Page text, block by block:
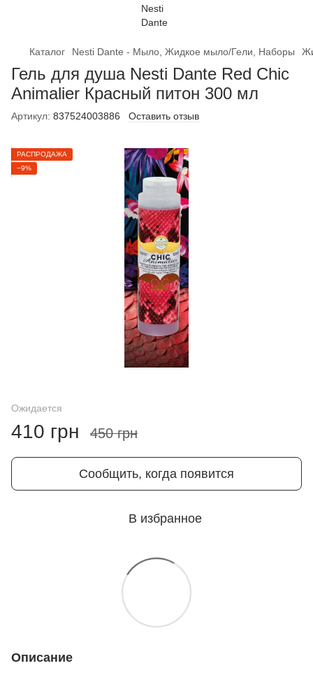
Каталог Nesti Dante - Мыло, Жидкое мыло/Гели, Наборы
Гель для душа Nesti Dante Red Chic
Animalier Красный питон 300 мл
Артикул: 837524003886 Оставить отзыв
РАСПРОДАЖА
−9%
Ожидается
410 грн 450 грн
Сообщить, когда появится
В избранное
Описание